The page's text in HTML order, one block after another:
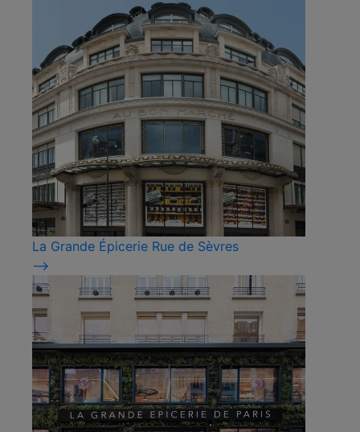
La Grande Épicerie Rue de Sèvres
⟶